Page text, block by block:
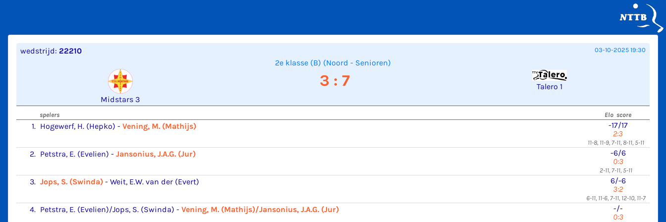
wedstrijd: 22210 03-10-2025 19:30
2e klasse (B) (Noord - Senioren)
Midstars 3
3 : 7 Talero 1
spelers Elo score
1. Hogewerf, H. (Hepko) - Vening, M. (Mathijs)
-17/17
2:3
11-8, 11-9, 7-11, 8-11, 5-11
2. Petstra, E. (Evelien) - Jansonius, J.A.G. (Jur)
-6/6
0:3
2-11, 7-11, 5-11
3. Jops, S. (Swinda) - Weit, E.W. van der (Evert)
6/-6
3:2
6-11, 11-6, 7-11, 12-10, 11-7
4. Petstra, E. (Evelien)/Jops, S. (Swinda) - Vening, M. (Mathijs)/Jansonius, J.A.G. (Jur)
-/-
0:3